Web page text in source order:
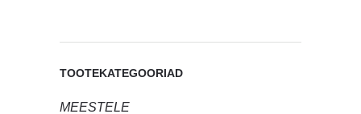
TOOTEKATEGOORIAD
MEESTELE